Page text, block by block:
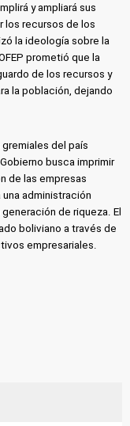
y ampliará sus
los recursos de los
la ideología sobre la
prometió que la
de los recursos y
la población, dejando
del país
busca imprimir
de las empresas
administración
de riqueza. El
boliviano a través de
empresariales.